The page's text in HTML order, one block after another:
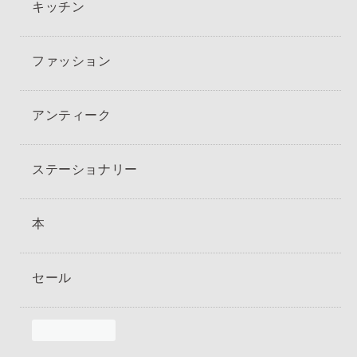
キッチン
ファッション
アンティーク
ステーショナリー
本
セール